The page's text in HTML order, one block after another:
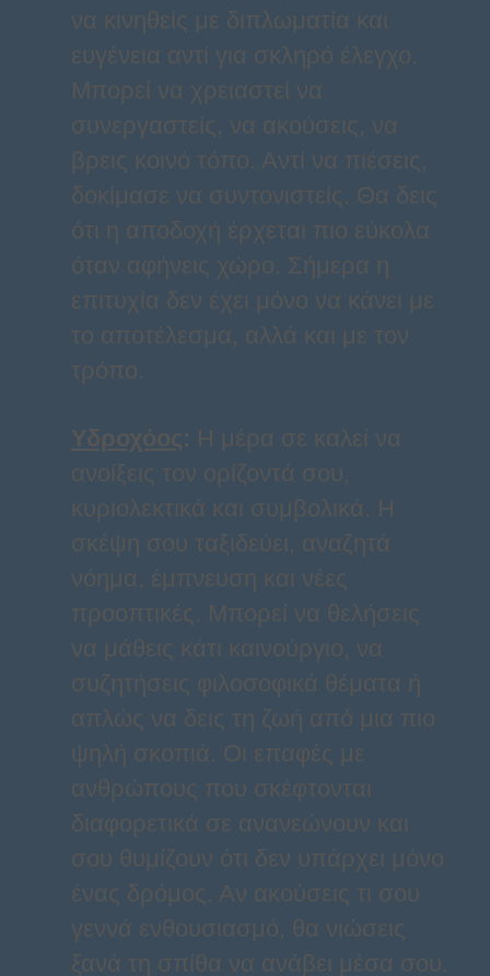
να κινηθείς με διπλωματία και
ευγένεια αντί για σκληρό έλεγχο.
Μπορεί να χρειαστεί να
συνεργαστείς, να ακούσεις, να
βρεις κοινό τόπο. Αντί να πιέσεις,
δοκίμασε να συντονιστείς. Θα δεις
ότι η αποδοχή έρχεται πιο εύκολα
όταν αφήνεις χώρο. Σήμερα η
επιτυχία δεν έχει μόνο να κάνει με
το αποτέλεσμα, αλλά και με τον
τρόπο.
Υδροχόος: Η μέρα σε καλεί να
ανοίξεις τον ορίζοντά σου,
κυριολεκτικά και συμβολικά. Η
σκέψη σου ταξιδεύει, αναζητά
νόημα, έμπνευση και νέες
προοπτικές. Μπορεί να θελήσεις
να μάθεις κάτι καινούργιο, να
συζητήσεις φιλοσοφικά θέματα ή
απλώς να δεις τη ζωή από μια πιο
ψηλή σκοπιά. Οι επαφές με
ανθρώπους που σκέφτονται
διαφορετικά σε ανανεώνουν και
σου θυμίζουν ότι δεν υπάρχει μόνο
ένας δρόμος. Αν ακούσεις τι σου
γεννά ενθουσιασμό, θα νιώσεις
ξανά τη σπίθα να ανάβει μέσα σου.